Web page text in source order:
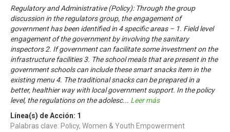
Regulatory and Administrative (Policy): Through the group
discussion in the regulators group, the engagement of
government has been identified in 4 specific areas – 1. Field level
engagement of the government by involving the sanitary
inspectors 2. If government can facilitate some investment on the
infrastructure facilities 3. The school meals that are present in the
government schools can include these smart snacks item in the
existing menu 4. The traditional snacks can be prepared in a
better, healthier way with local government support. In the policy
level, the regulations on the adolesc... Leer más
Línea(s) de Acción: 1
Palabras clave: Policy, Women & Youth Empowerment